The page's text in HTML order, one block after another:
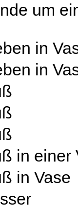
um
in
in
in einer
in Vase